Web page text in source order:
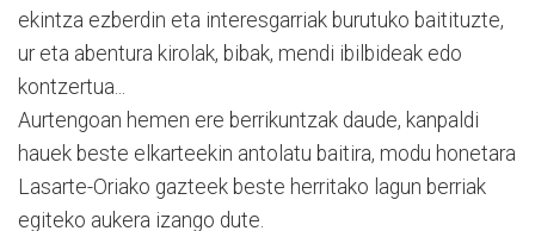
ekintza ezberdin eta interesgarriak burutuko baitituzte,
ur eta abentura kirolak, bibak, mendi ibilbideak edo
kontzertua...
Aurtengoan hemen ere berrikuntzak daude, kanpaldi
hauek beste elkarteekin antolatu baitira, modu honetara
Lasarte-Oriako gazteek beste herritako lagun berriak
egiteko aukera izango dute.